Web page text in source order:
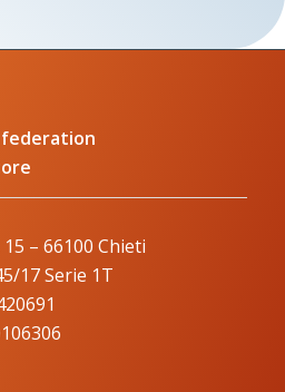
– 66100 Chieti
17 Serie 1T